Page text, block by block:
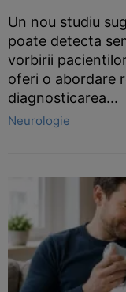
Un nou studiu
poate detecta
vorbirii
oferi o abordare
diagnosticarea...
Neurologie